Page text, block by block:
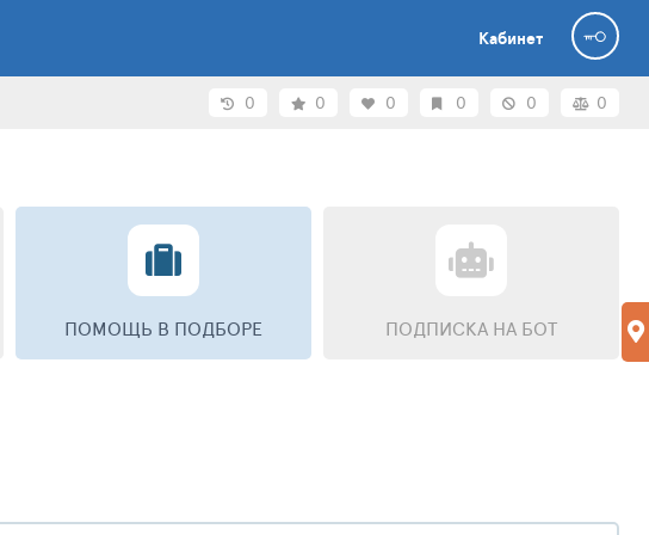
Кабинет
0 0 0 0 0 0
ПОМОЩЬ В ПОДБОРЕ ПОДПИСКА НА БОТ